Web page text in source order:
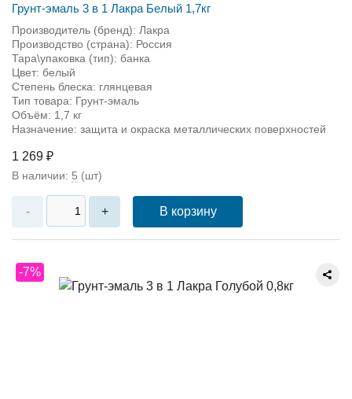
Грунт-эмаль 3 в 1 Лакра Белый 1,7кг
Производитель (бренд): Лакра
Производство (страна): Россия
Тара\упаковка (тип): банка
Цвет: белый
Степень блеска: глянцевая
Тип товара: Грунт-эмаль
Объём: 1,7 кг
Назначение: защита и окраска металлических поверхностей
1 269 ₽
В наличии: 5 (шт)
- + В корзину
-7%